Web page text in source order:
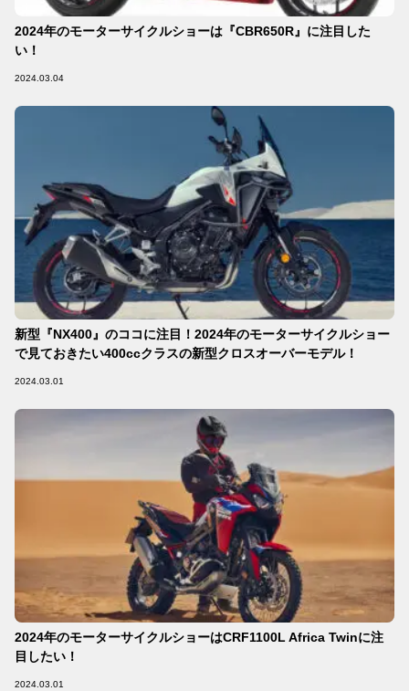
2024年のモーターサイクルショーは『CBR650R』に注目した
い！
2024.03.04
新型『NX400』のココに注目！2024年のモーターサイクルショー
で見ておきたい400ccクラスの新型クロスオーバーモデル！
2024.03.01
2024年のモーターサイクルショーはCRF1100L Africa Twinに注
目したい！
2024.03.01